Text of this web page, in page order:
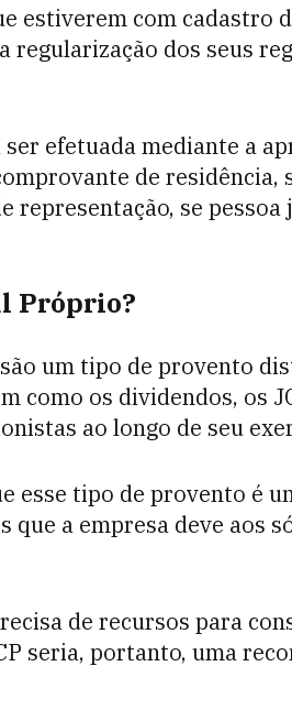
estiverem com cadastro
dos seus
efetuada mediante a
de residência,
se pessoa
Próprio?
um tipo de provento
como os dividendos, os
ao longo de seu
esse tipo de provento é
a empresa deve aos
de recursos para
seria, portanto, uma